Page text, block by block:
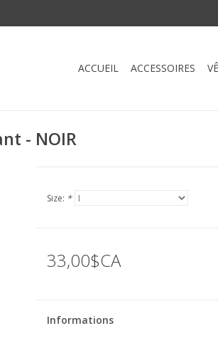
ACCUEIL ACCESSOIRES
- NOIR
Size: *
33,00$CA
Informations